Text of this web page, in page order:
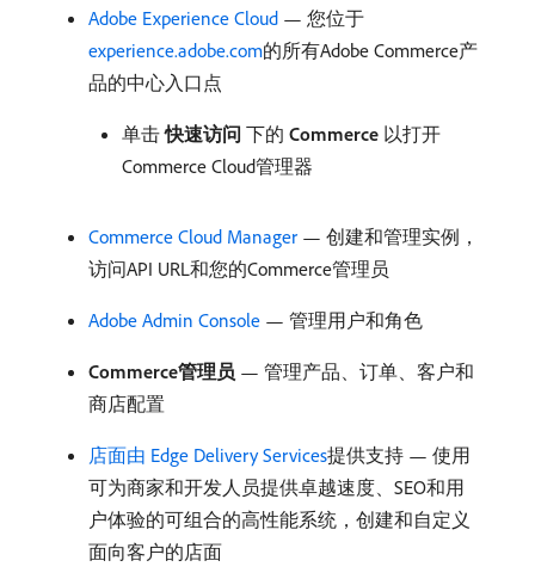
Adobe Experience Cloud — 您位于
experience.adobe.com的所有Adobe Commerce产
品的中心入口点
单击​快速访问 ​下的​ Commerce ​以打开
Commerce Cloud管理器
Commerce Cloud Manager — 创建和管理实例，
访问API URL和您的Commerce管理员
Adobe Admin Console — 管理用户和角色
Commerce管理员 — 管理产品、订单、客户和
商店配置
店面由 Edge Delivery Services​提供支持 — 使用
可为商家和开发人员提供卓越速度、SEO和用
户体验的可组合的高性能系统，创建和自定义
面向客户的店面